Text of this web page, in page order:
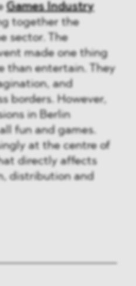
Games Industry
together the
sector. The
made one thing
than entertain. They
and
borders. However,
in Berlin
fun and games.
at the centre of
directly affects
distribution and